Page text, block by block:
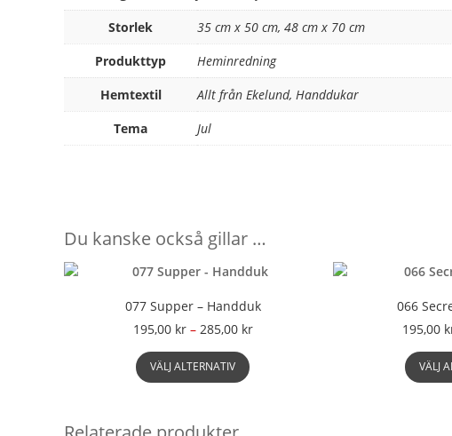
Storlek
35 cm x 50 cm, 48 cm x 70 cm
Produkttyp
Heminredning
Hemtextil
Allt från Ekelund, Handdukar
Tema
Jul
Du kanske också gillar …
077 Supper – Handduk
195,00 kr – 285,00 krPrisintervall:
VÄLJ ALTERNATIV
här
066
195,00
VÄLJ